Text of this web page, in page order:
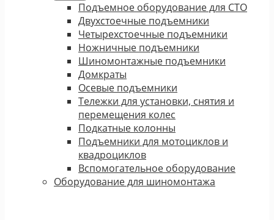
Подъемное оборудование для СТО
Двухстоечные подъемники
Четырехстоечные подъемники
Ножничные подъемники
Шиномонтажные подъемники
Домкраты
Осевые подъемники
Тележки для установки, снятия и
перемещения колес
Подкатные колонны
Подъемники для мотоциклов и
квадроциклов
Вспомогательное оборудование
Оборудование для шиномонтажа